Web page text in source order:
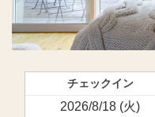
チェックイン